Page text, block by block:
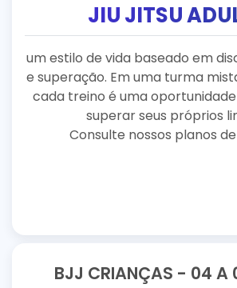
JIU JITSU
um estilo de vida baseado em
e superação. Em uma turma
cada treino é uma
superar seus próprios
Consulte nossos planos
BJJ CRIANÇAS - 04 A